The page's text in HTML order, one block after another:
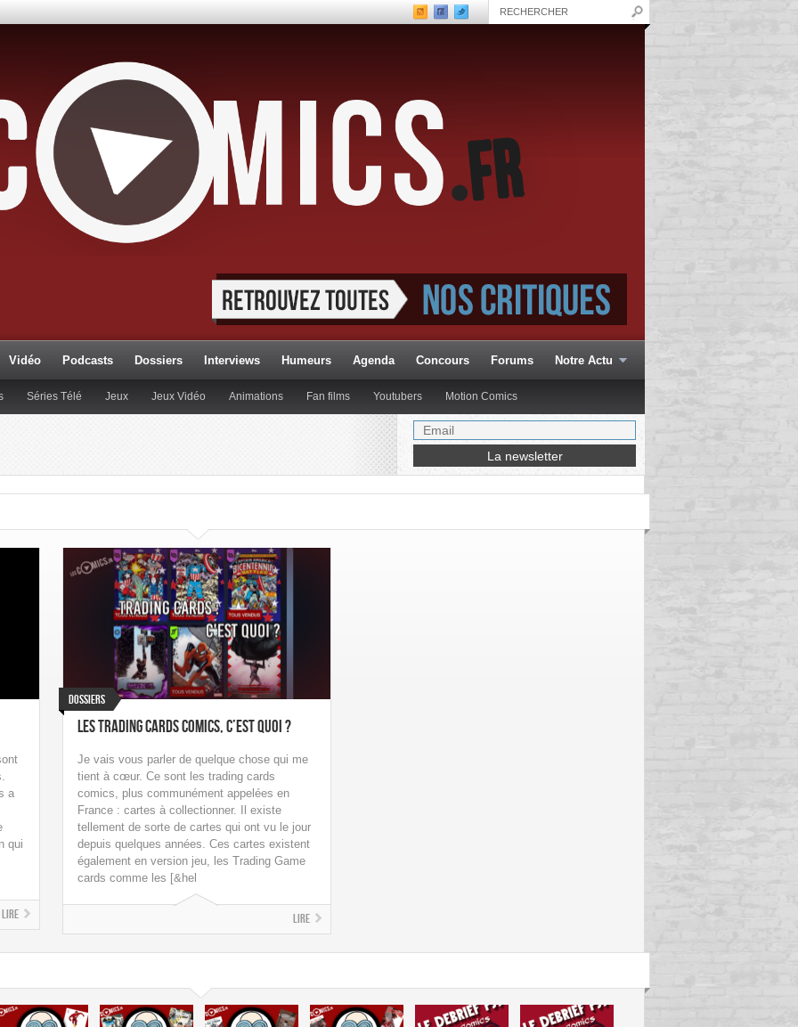
Vidéo Podcasts Dossiers Interviews Humeurs Agenda Concours Forums Notre Actu
Séries Télé Jeux Jeux Vidéo Animations Fan films Youtubers Motion Comics
a
qui
Lire
Dossiers
Les Trading Cards comics, c’est quoi ?
Je vais vous parler de quelque chose qui me
tient à cœur. Ce sont les trading cards
comics, plus communément appelées en
France : cartes à collectionner. Il existe
tellement de sorte de cartes qui ont vu le jour
depuis quelques années. Ces cartes existent
également en version jeu, les Trading Game
cards comme les [&hel
Lire